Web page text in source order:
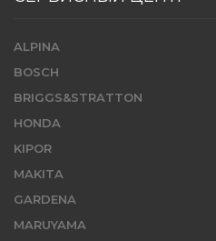
ALPINA
BOSCH
BRIGGS&STRATTON
HONDA
KIPOR
MAKITA
GARDENA
MARUYAMA